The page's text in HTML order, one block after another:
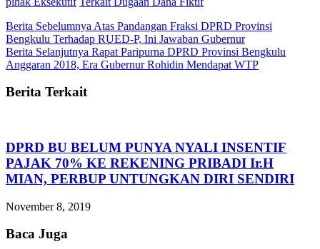
Berita Sebelumnya Atas Pandangan Fraksi DPRD Provinsi
Bengkulu Terhadap RUED-P, Ini Jawaban Gubernur
Berita Selanjutnya Rapat Paripurna DPRD Provinsi Bengkulu
Anggaran 2018, Era Gubernur Rohidin Mendapat WTP
Berita Terkait
DPRD BU BELUM PUNYA NYALI INSENTIF
PAJAK 70% KE REKENING PRIBADI Ir.H
MIAN, PERBUP UNTUNGKAN DIRI SENDIRI
November 8, 2019
Baca Juga